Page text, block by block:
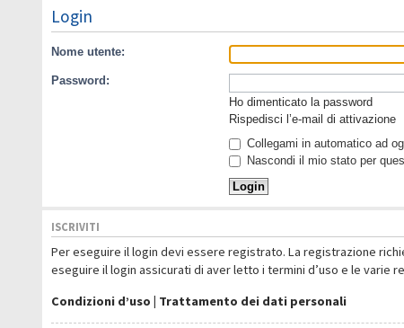
Login
Nome utente:
Password:
Ho dimenticato la password
Rispedisci l’e-mail di attivazione
Collegami in automatico ad
Nascondi il mio stato per
ISCRIVITI
Per eseguire il login devi essere registrato. La registrazione
eseguire il login assicurati di aver letto i termini d’uso e le varie
Condizioni d’uso | Trattamento dei dati personali